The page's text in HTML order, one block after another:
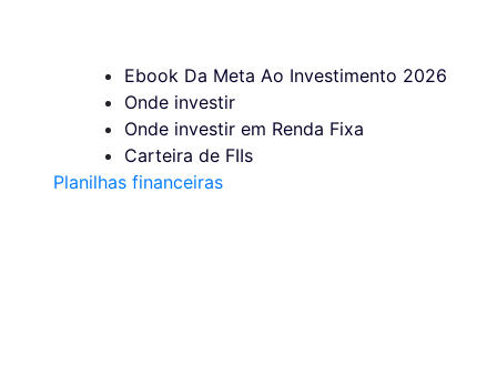
Ebook Da Meta Ao Investimento 2026
Onde investir
Onde investir em Renda Fixa
Carteira de FIIs
Planilhas financeiras